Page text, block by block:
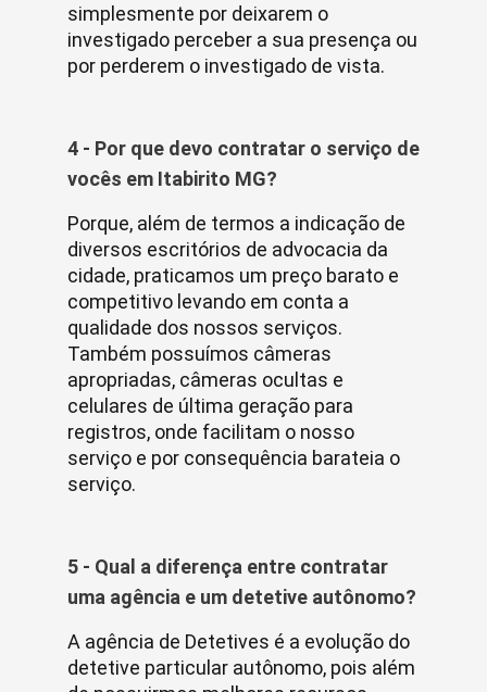
simplesmente por deixarem o
investigado perceber a sua presença ou
por perderem o investigado de vista.
4 - Por que devo contratar o serviço de
vocês em Itabirito MG?
Porque, além de termos a indicação de
diversos escritórios de advocacia da
cidade, praticamos um preço barato e
competitivo levando em conta a
qualidade dos nossos serviços.
Também possuímos câmeras
apropriadas, câmeras ocultas e
celulares de última geração para
registros, onde facilitam o nosso
serviço e por consequência barateia o
serviço.
5 - Qual a diferença entre contratar
uma agência e um detetive autônomo?
A agência de Detetives é a evolução do
detetive particular autônomo, pois além